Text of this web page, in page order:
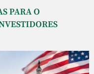
PARA O